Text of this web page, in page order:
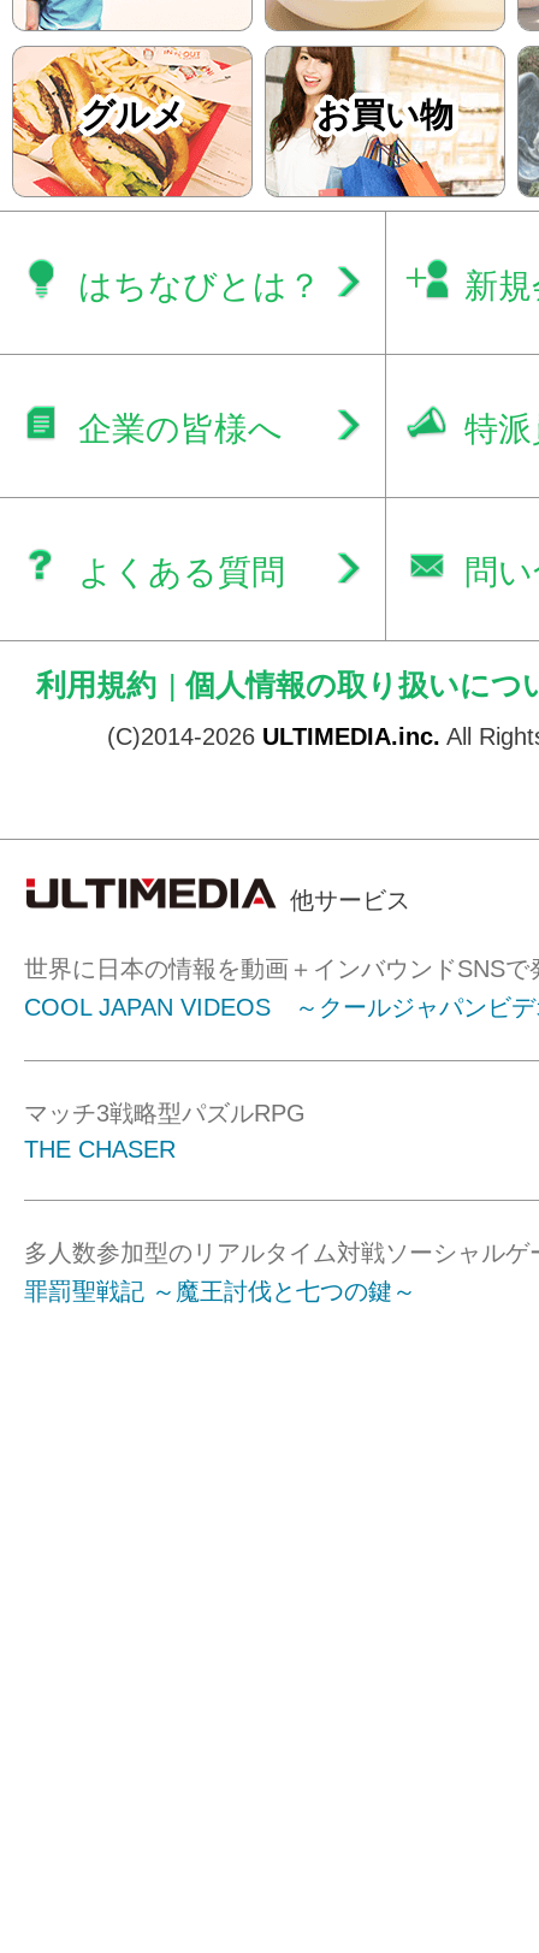
グルメ お買い物
はちなびとは？ 新
企業の皆様へ 特
よくある質問 問
利用規約 | 個人情報の取り扱いにつ
(C)2014-2026 ULTIMEDIA.inc. All
他サービス
世界に日本の情報を動画＋インバウンドSNSで
COOL JAPAN VIDEOS ～クールジャパンビ
マッチ3戦略型パズルRPG
THE CHASER
多人数参加型のリアルタイム対戦ソーシャルゲ
罪罰聖戦記 ～魔王討伐と七つの鍵～